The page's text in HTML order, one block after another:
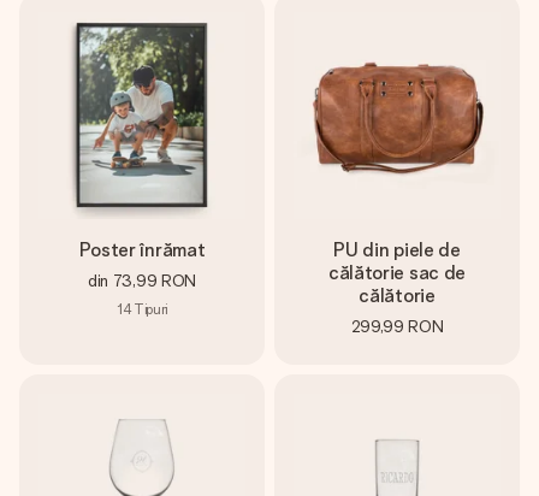
Poster înrămat
din 73,99 RON
14Tipuri
PU din piele de
călătorie sac de
călătorie
299,99 RON